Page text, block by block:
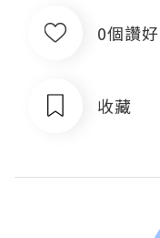
0個讚好
收藏